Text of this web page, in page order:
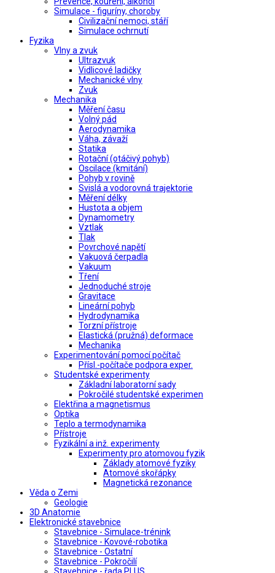
Simulace - figuríny, choroby
Civilizační nemoci, stáří
Simulace ochrnutí
Fyzika
Vlny a zvuk
Ultrazvuk
Vidlicové ladičky
Mechanické vlny
Zvuk
Mechanika
Měření času
Volný pád
Aerodynamika
Váha, závaží
Statika
Rotační (otáčivý pohyb)
Oscilace (kmitání)
Pohyb v rovině
Svislá a vodorovná trajektorie
Měření délky
Hustota a objem
Dynamometry
Vztlak
Tlak
Povrchové napětí
Vakuová čerpadla
Vakuum
Tření
Jednoduché stroje
Gravitace
Lineární pohyb
Hydrodynamika
Torzní přístroje
Elastická (pružná) deformace
Mechanika
Experimentování pomocí počítač
Přísl.-počítače podpora exper.
Studentské experimenty
Základní laboratorní sady
Pokročilé studentské experimen
Elektřina a magnetismus
Optika
Teplo a termodynamika
Přístroje
Fyzikální a inž. experimenty
Experimenty pro atomovou fyzik
Základy atomové fyziky
Atomové skořápky
Magnetická rezonance
Věda o Zemi
Geologie
3D Anatomie
Elektronické stavebnice
Stavebnice - Simulace-trénink
Stavebnice - Kovové-robotika
Stavebnice - Ostatní
Stavebnice - Pokročilí